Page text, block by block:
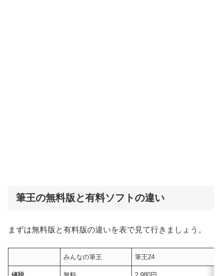
筆王の無料版と有料ソフトの違い
まずは無料版と有料版の違いを表で見て行きましょう。
みんなの筆王 筆王24